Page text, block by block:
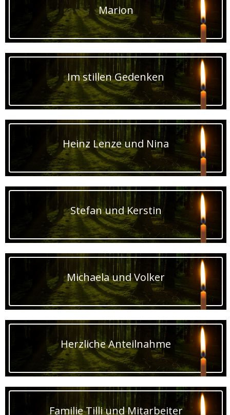
Marion
Im stillen Gedenken
Heinz Lenze und Nina
Stefan und Kerstin
Michaela und Volker
Herzliche Anteilnahme
Familie Tilli und Mitarbeiter